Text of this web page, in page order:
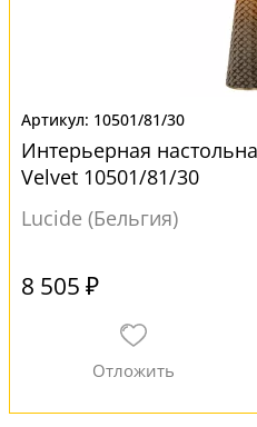
10501/81/30
Интерьерная
Velvet 10501/81/30
Lucide (Бельгия)
8 505 ₽